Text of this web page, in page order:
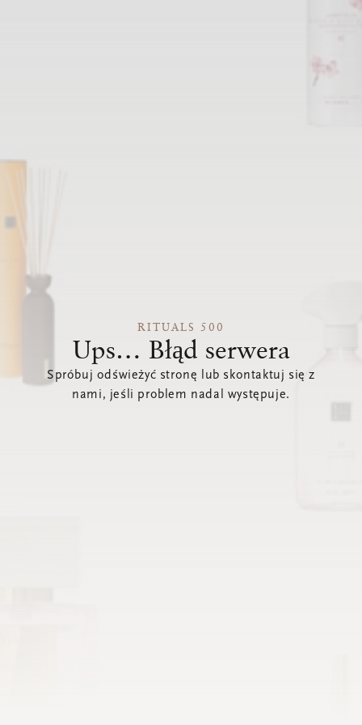
RITUALS 500
Ups… Błąd serwera
Spróbuj odświeżyć stronę lub skontaktuj się z
nami, jeśli problem nadal występuje.